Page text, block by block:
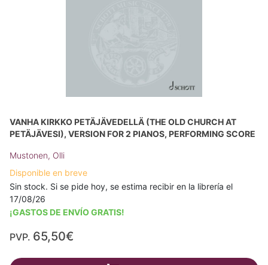
VANHA KIRKKO PETÄJÄVEDELLÄ (THE OLD CHURCH AT
PETÄJÄVESI), VERSION FOR 2 PIANOS, PERFORMING SCORE
Mustonen, Olli
Disponible en breve
Sin stock. Si se pide hoy, se estima recibir en la librería el
17/08/26
¡GASTOS DE ENVÍO GRATIS!
PVP. 65,50€